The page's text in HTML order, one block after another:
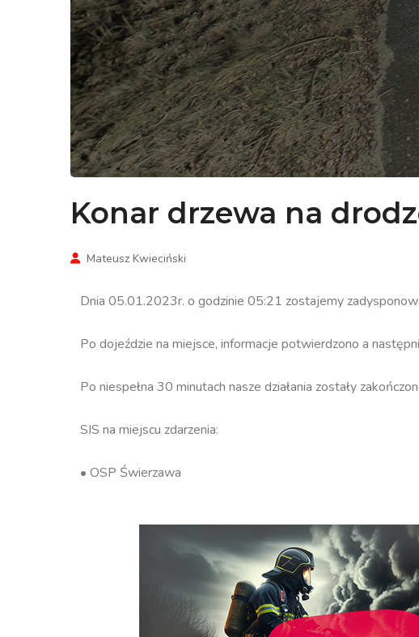
Konar drzewa na
Mateusz Kwieciński
Dnia 05.01.2023r. o godzinie 05:21 zostajemy
Po dojeździe na miejsce, informacje potwierdzono a
Po niespełna 30 minutach nasze działania zostały
SIS na miejscu zdarzenia:
• OSP Świerzawa